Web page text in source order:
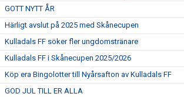
GOTT NYTT ÅR
Härligt avslut på 2025 med Skånecupen
Kulladals FF söker fler ungdomstränare
Kulladals FF i Skånecupen 2025/2026
Köp era Bingolotter till Nyårsafton av Kulladals FF
GOD JUL TILL ER ALLA